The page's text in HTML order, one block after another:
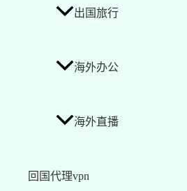
出国旅行
海外办公
海外直播
回国代理vpn